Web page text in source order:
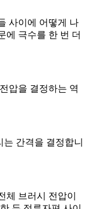
사이에 어떻게 나
에 극수를 한 번 더
압을 결정하는 역
간격을 결정합니
체 브러시 전압이